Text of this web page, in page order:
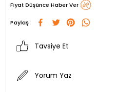
Fiyat Düşünce Haber Ver
Paylaş :
Tavsiye Et
Yorum Yaz